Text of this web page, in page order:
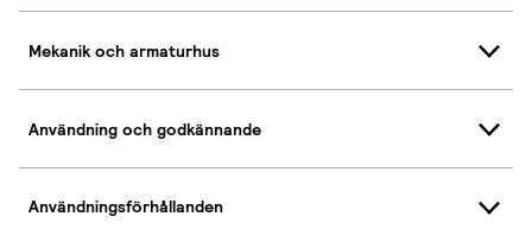
Mekanik och armaturhus
Användning och godkännande
Användningsförhållanden